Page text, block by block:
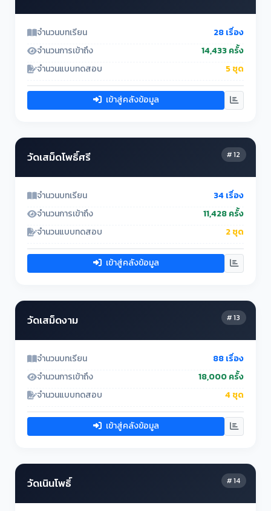
จำนวนบทเรียน
28 เรื่อง
จำนวนการเข้าถึง
14,433 ครั้ง
จำนวนแบบทดสอบ
5 ชุด
เข้าสู่คลังข้อมูล
# 12
วัดเสม็ดโพธิ์ศรี
จำนวนบทเรียน
34 เรื่อง
จำนวนการเข้าถึง
11,428 ครั้ง
จำนวนแบบทดสอบ
2 ชุด
เข้าสู่คลังข้อมูล
# 13
วัดเสม็ดงาม
จำนวนบทเรียน
88 เรื่อง
จำนวนการเข้าถึง
18,000 ครั้ง
จำนวนแบบทดสอบ
4 ชุด
เข้าสู่คลังข้อมูล
# 14
วัดเนินโพธิ์